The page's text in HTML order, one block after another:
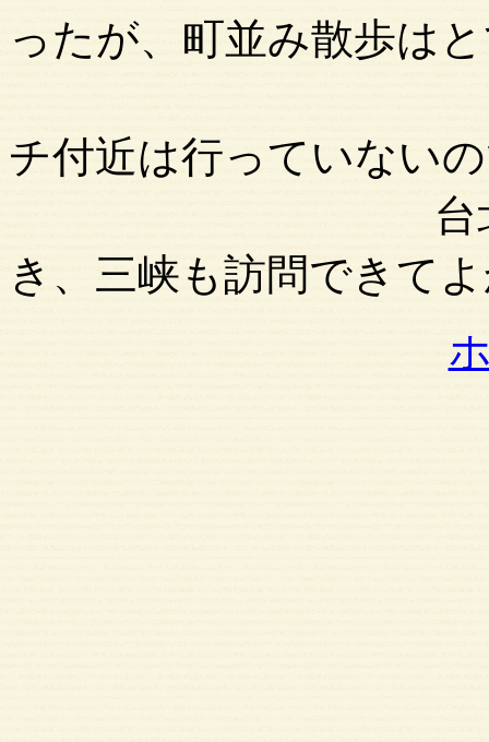
ったが、町並み散歩は
チ付近は行っていない
台北は念願の
き、三峡も訪問できて